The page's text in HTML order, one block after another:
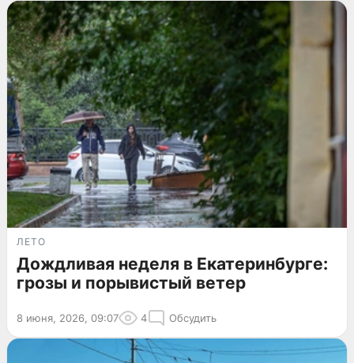
ЛЕТО
Дождливая неделя в Екатеринбурге:
грозы и порывистый ветер
8 июня, 2026, 09:07 4 Обсудить